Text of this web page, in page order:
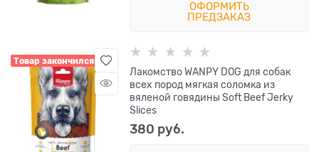
ОФОРМИТЬ
ПРЕДЗАКАЗ
Товар закончился
Лакомство WANPY DOG для собак
всех пород мягкая соломка из
вяленой говядины Soft Beef Jerky
Slices
380 руб.